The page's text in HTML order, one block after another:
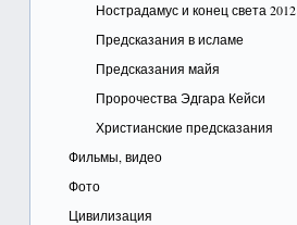
Нострадамус и конец света 2012
Предсказания в исламе
Предсказания майя
Пророчества Эдгара Кейси
Христианские предсказания
Фильмы, видео
Фото
Цивилизация